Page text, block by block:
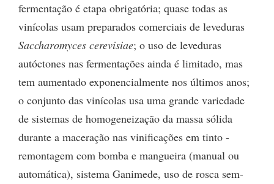
fermentação é etapa obrigatória; quase todas as
vinícolas usam preparados comerciais de leveduras
Saccharomyces cerevisiae; o uso de leveduras
autóctones nas fermentações ainda é limitado, mas
tem aumentado exponencialmente nos últimos anos;
o conjunto das vinícolas usa uma grande variedade
de sistemas de homogeneização da massa sólida
durante a maceração nas vinificações em tinto -
remontagem com bomba e mangueira (manual ou
automática), sistema Ganimede, uso de rosca sem-